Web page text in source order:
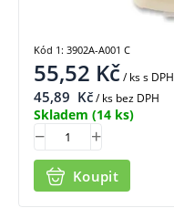
55,52 Kč/ kss DPH
45,89 Kč/ ks bez DPH
Skladem (14 ks)
Koupit
Kód 1: 3902A-A001 C